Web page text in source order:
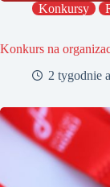
Konkursy
Konkurs na
2 tygodnie